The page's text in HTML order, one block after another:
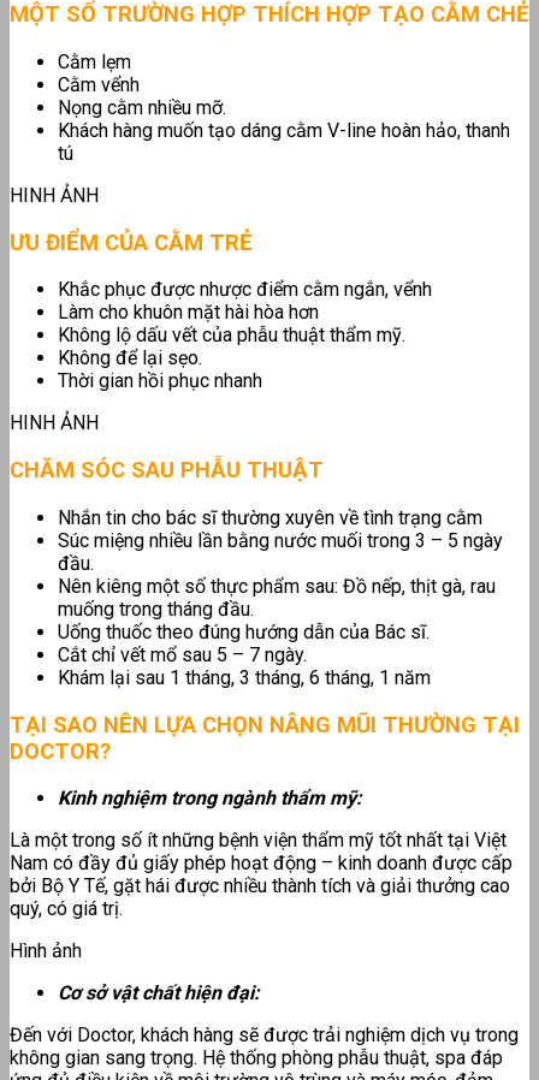
MỘT SỐ TRƯỜNG HỢP THÍCH HỢP TẠO CẰM CHẺ
Cằm lẹm
Cằm vểnh
Nọng cằm nhiều mỡ.
Khách hàng muốn tạo dáng cằm V-line hoàn hảo, thanh
tú
HINH ẢNH
ƯU ĐIỂM CỦA CẰM TRẺ
Khắc phục được nhược điểm cằm ngắn, vểnh
Làm cho khuôn mặt hài hòa hơn
Không lộ dấu vết của phẫu thuật thẩm mỹ.
Không để lại sẹo.
Thời gian hồi phục nhanh
HINH ẢNH
CHĂM SÓC SAU PHẪU THUẬT
Nhắn tin cho bác sĩ thường xuyên về tình trạng cằm
Súc miệng nhiều lần bằng nước muối trong 3 – 5 ngày
đầu.
Nên kiêng một số thực phẩm sau: Đồ nếp, thịt gà, rau
muống trong tháng đầu.
Uống thuốc theo đúng hướng dẫn của Bác sĩ.
Cắt chỉ vết mổ sau 5 – 7 ngày.
Khám lại sau 1 tháng, 3 tháng, 6 tháng, 1 năm
TẠI SAO NÊN LỰA CHỌN NÂNG MŨI THƯỜNG TẠI
DOCTOR?
Kinh nghiệm trong ngành thẩm mỹ:
Là một trong số ít những bệnh viện thẩm mỹ tốt nhất tại Việt
Nam có đầy đủ giấy phép hoạt động – kinh doanh được cấp
bởi Bộ Y Tế, gặt hái được nhiều thành tích và giải thưởng cao
quý, có giá trị.
Hình ảnh
Cơ sở vật chất hiện đại:
Đến với Doctor, khách hàng sẽ được trải nghiệm dịch vụ trong
không gian sang trọng. Hệ thống phòng phẫu thuật, spa đáp